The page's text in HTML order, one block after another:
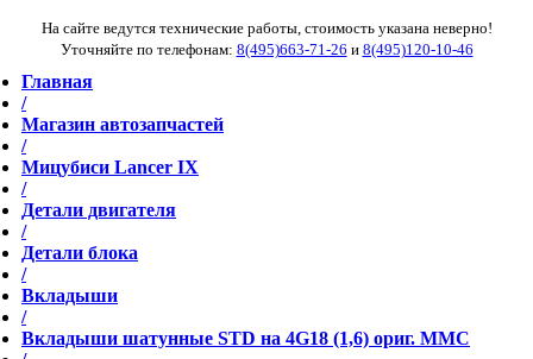
На сайте ведутся технические работы, стоимость указана неверно!
Уточняйте по телефонам: 8(495)663-71-26 и 8(495)120-10-46
Главная
/
Магазин автозапчастей
/
Мицубиси Lancer IX
/
Детали двигателя
/
Детали блока
/
Вкладыши
/
Вкладыши шатунные STD на 4G18 (1,6) ориг. MMC